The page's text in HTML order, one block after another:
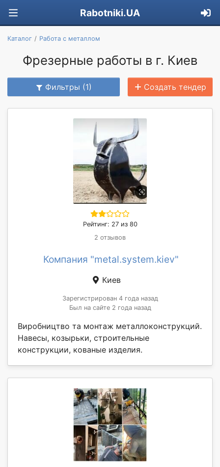
Rabotniki.UA
Каталог Работа с металлом
Фрезерные работы в г. Киев
Фильтры (1) Создать тендер
Рейтинг: 27 из 80
2 отзывов
Компания "metal.system.kiev"
Киев
Зарегистрирован 4 года назад
Был на сайте 2 года назад
Виробництво та монтаж металлоконструкций.
Навесы, козырьки, строительные
конструкции, кованые изделия.